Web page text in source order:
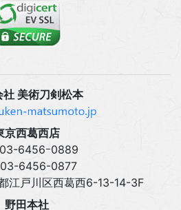
社 美術刀剣松本
京西葛西店
6456ｰ0889
03‍-6456-0877
江戸川区西葛西6-13-14-3F
野田本社